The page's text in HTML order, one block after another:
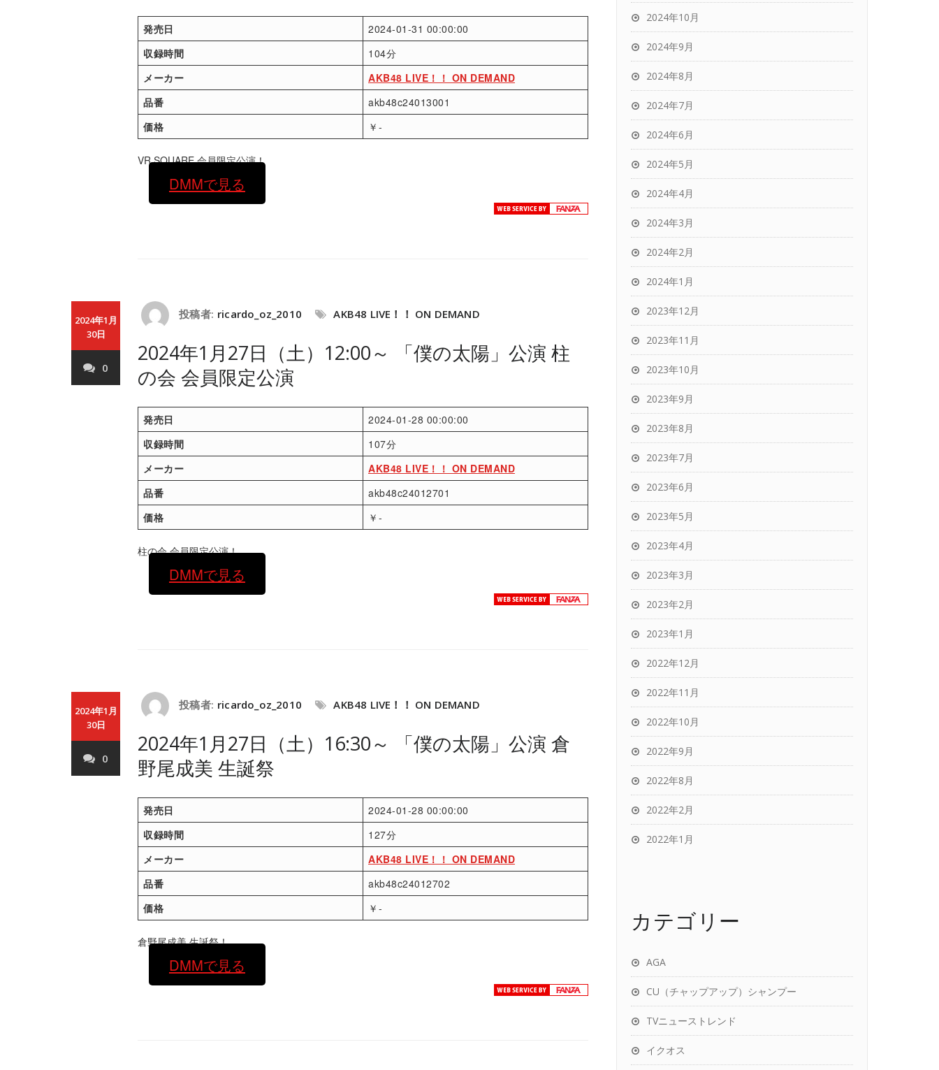
発売日
2024-01-31 00:00:00
収録時間
104分
メーカー
AKB48 LIVE！！ ON DEMAND
品番
akb48c24013001
価格
￥-
VR SQUARE 会員限定公演！
DMMで見る
2024年1月
30日
0
投稿者: ricardo_oz_2010 AKB48 LIVE！！ ON DEMAND
2024年1月27日（土）12:00～ 「僕の太陽」公演 柱
の会 会員限定公演
発売日
2024-01-28 00:00:00
収録時間
107分
メーカー
AKB48 LIVE！！ ON DEMAND
品番
akb48c24012701
価格
￥-
柱の会 会員限定公演！
DMMで見る
2024年1月
30日
0
投稿者: ricardo_oz_2010 AKB48 LIVE！！ ON DEMAND
2024年1月27日（土）16:30～ 「僕の太陽」公演 倉
野尾成美 生誕祭
発売日
2024-01-28 00:00:00
収録時間
127分
メーカー
AKB48 LIVE！！ ON DEMAND
品番
akb48c24012702
価格
￥-
倉野尾成美 生誕祭！
DMMで見る
2024年10月
2024年9月
2024年8月
2024年7月
2024年6月
2024年5月
2024年4月
2024年3月
2024年2月
2024年1月
2023年12月
2023年11月
2023年10月
2023年9月
2023年8月
2023年7月
2023年6月
2023年5月
2023年4月
2023年3月
2023年2月
2023年1月
2022年12月
2022年11月
2022年10月
2022年9月
2022年8月
2022年2月
2022年1月
カテゴリー
AGA
CU（チャップアップ）シャンプー
TVニューストレンド
イクオス